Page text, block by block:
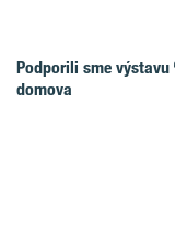
Podporili sme výstavu
domova